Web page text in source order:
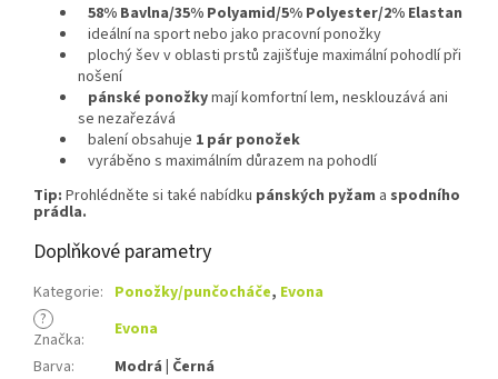
58% Bavlna/35% Polyamid/5% Polyester/2% Elastan
ideální na sport nebo jako pracovní ponožky
plochý šev v oblasti prstů zajišťuje maximální pohodlí při
nošení
pánské ponožkymají komfortní lem, nesklouzává ani
se nezařezává
balení obsahuje 1 pár ponožek
vyráběno s maximálním důrazem na pohodlí
Tip: Prohlédněte si také nabídku pánských pyžam a spodního
prádla.
Doplňkové parametry
Kategorie: Ponožky/punčocháče, Evona
?
Značka:
Evona
Barva:
Modrá | Černá